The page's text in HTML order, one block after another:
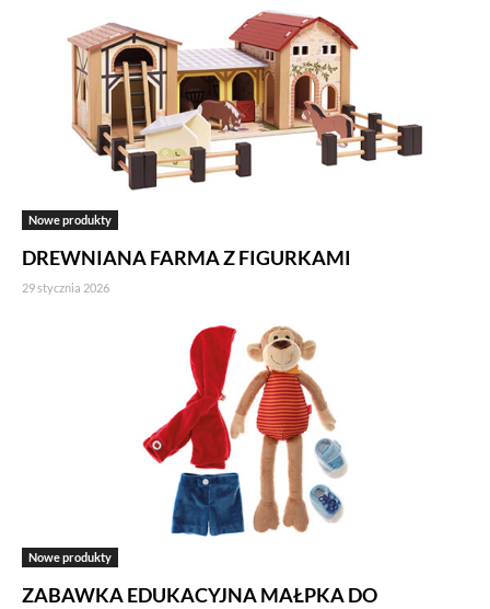
Nowe produkty
DREWNIANA FARMA Z FIGURKAMI
29 stycznia 2026
Nowe produkty
ZABAWKA EDUKACYJNA MAŁPKA DO